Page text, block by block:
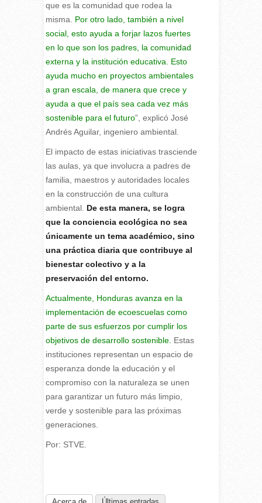
que es la comunidad que rodea la
misma. Por otro lado, también a nivel
social, esto ayuda a forjar lazos fuertes
en lo que son los padres, la comunidad
externa y la institución educativa.
Esto
ayuda mucho en proyectos ambientales
a gran escala, de manera que crece y
ayuda a que el país sea cada vez más
sostenible para el futuro”, explicó José
Andrés Aguilar, ingeniero ambiental.
El impacto de estas iniciativas trasciende
las aulas, ya que involucra a padres de
familia, maestros y autoridades locales
en la construcción de una cultura
ambiental. De esta manera, se logra
que la conciencia ecológica no sea
únicamente un tema académico, sino
una práctica diaria que contribuye al
bienestar colectivo y a la
preservación del entorno.
Actualmente, Honduras avanza en la
implementación de ecoescuelas como
parte de sus esfuerzos por cumplir los
objetivos de desarrollo sostenible. Estas
instituciones representan un espacio de
esperanza donde la educación y el
compromiso con la naturaleza se unen
para garantizar un futuro más limpio,
verde y sostenible para las próximas
generaciones.
Por: STVE.